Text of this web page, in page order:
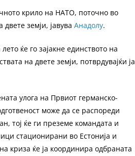
крило на НАТО, поточно во
земји, јавува Анадолу.
ќе го зајакне единството на
на двете земји, потврдувајќи ја
улога на Првиот германско-
може да се распореди
тој ќе ги преземе командата и
стационирани во Естонија и
криза ќе ја координира одбраната